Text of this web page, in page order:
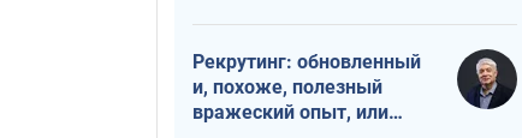
Рекрутинг: обновленный
и, похоже, полезный
вражеский опыт, или